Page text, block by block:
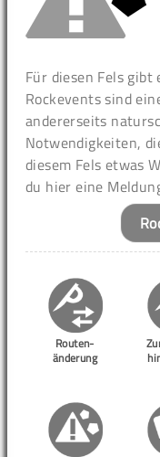
Für diesen Fels
Rockevents sind
andererseits
Notwendigkeiten,
diesem Fels etwas
du hier eine
Routen-
änderung